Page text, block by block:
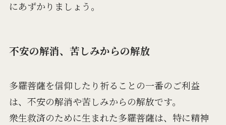
にあずかりましょう。
不安の解消、苦しみからの解放
多羅菩薩を信仰したり祈ることの一番のご利益
は、不安の解消や苦しみからの解放です。
衆生救済のために生まれた多羅菩薩は、特に精神